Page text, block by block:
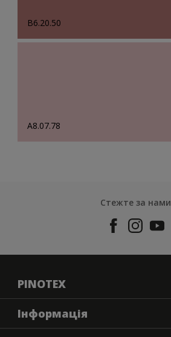
B6.20.50
A8.07.78
Стежте за нами
PINOTEX
Про бренд
Контактна iнформацiя
Iнформацiя